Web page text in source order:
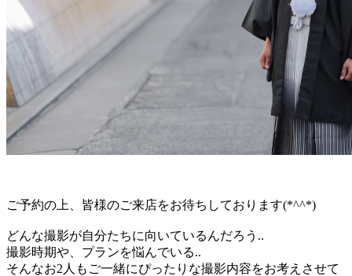
ご予約の上、皆様のご来店をお待ちしております(*^^*)
どんな撮影が自分たちに向いているんだろう..
撮影時期や、プランを悩んでいる..
そんなお2人もご一緒にぴったりな撮影内容をお考えさせて